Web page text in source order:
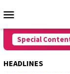
to
Menu
Special8 Cara
HEADLINES